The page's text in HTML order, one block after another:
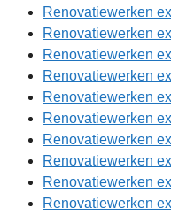
Renovatiewerken
Renovatiewerken
Renovatiewerken
Renovatiewerken
Renovatiewerken
Renovatiewerken
Renovatiewerken
Renovatiewerken
Renovatiewerken
Renovatiewerken